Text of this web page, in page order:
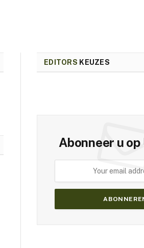
EDITORS KEUZES
Abonneer u